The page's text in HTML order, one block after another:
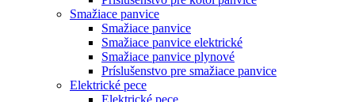
Smažiace panvice
Smažiace panvice
Smažiace panvice elektrické
Smažiace panvice plynové
Príslušenstvo pre smažiace panvice
Elektrické pece
Elektrické pece